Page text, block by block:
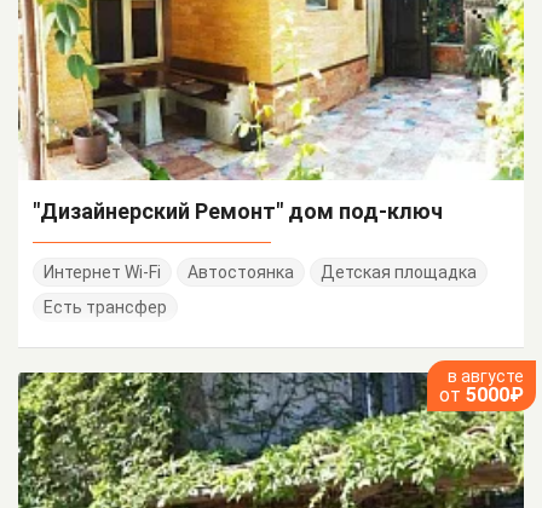
"Дизайнерский Ремонт" дом под-ключ
Интернет Wi-Fi Автостоянка
Детская площадка
Есть трансфер
в августе
от 5000₽